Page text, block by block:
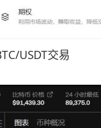
USDT交易